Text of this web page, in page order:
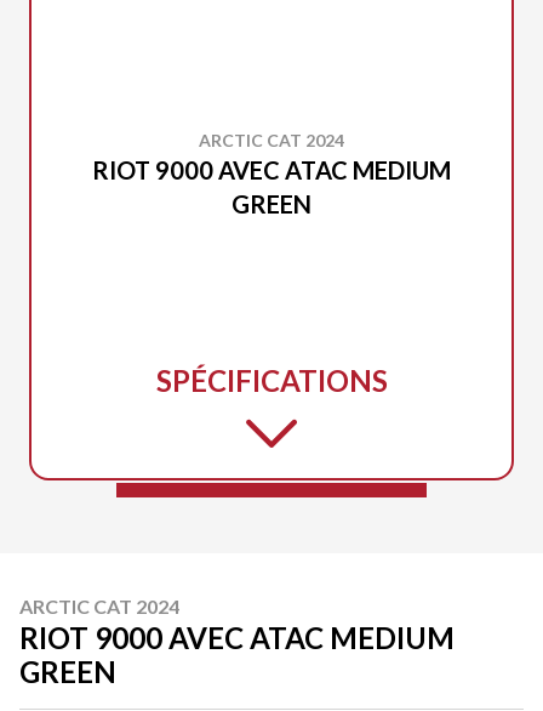
ARCTIC CAT 2024
RIOT 9000 AVEC ATAC MEDIUM
GREEN
SPÉCIFICATIONS
ARCTIC CAT 2024
RIOT 9000 AVEC ATAC MEDIUM
GREEN